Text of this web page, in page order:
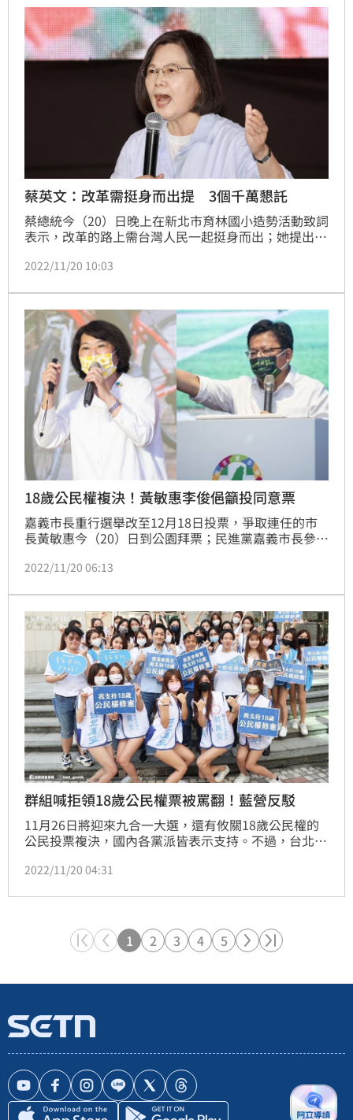
蔡英文：改革需挺身而出提 3個千萬懇託
蔡總統今（20）日晚上在新北市育林國小造勢活動致詞
表示，改革的路上需台灣人民一起挺身而出；她提出3
18歲公民權要衝出千萬票。
2022/11/20 10:03
18歲公民權複決！黃敏惠李俊俋籲投同意票
嘉義市長重行選舉改至12月18日投票，爭取連任的市
長黃敏惠今（20）日到公園拜票；民進黨嘉義市長參選
決案，籲鄉親投同意票。
2022/11/20 06:13
群組喊拒領18歲公民權票被罵翻！藍營反駁
11月26日將迎來九合一大選，還有攸關18歲公民權的
公民投票複決，國內各黨派皆表示支持。不過，台北市
組對話，呼籲拒領公投票，發出號召令的，竟然是蔣萬
球」。對此，國民黨今（20）日發出聲明表示，國民黨
要出來投票，跨過高門檻，給台灣未來一個機會！
2022/11/20 04:31
1 2 3 4 5